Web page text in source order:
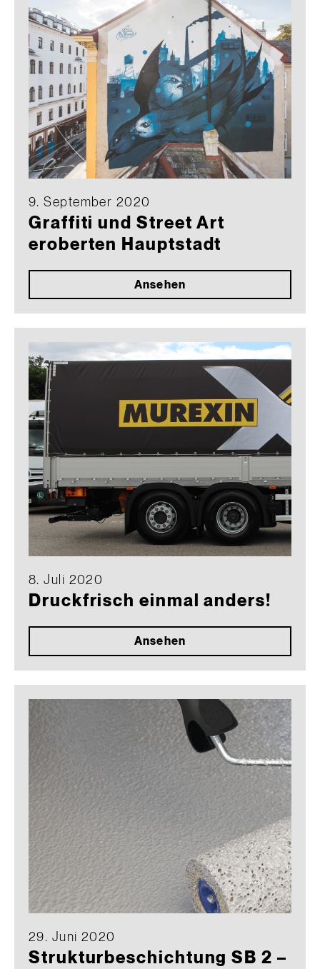
9. September 2020
Graffiti und Street Art
eroberten Hauptstadt
Ansehen
8. Juli 2020
Druckfrisch einmal anders!
Ansehen
29. Juni 2020
Strukturbeschichtung SB 2 –